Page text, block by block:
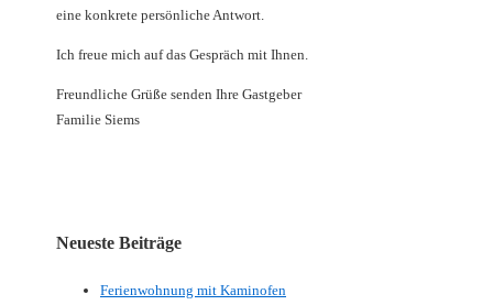
eine konkrete persönliche Antwort.
Ich freue mich auf das Gespräch mit Ihnen.
Freundliche Grüße senden Ihre Gastgeber
Familie Siems
Neueste Beiträge
Ferienwohnung mit Kaminofen